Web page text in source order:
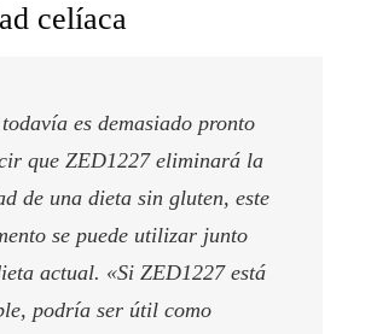
celíaca
es demasiado pronto
que ZED1227 eliminará la
de una dieta sin gluten, este
se puede utilizar junto
actual. «Si ZED1227 está
podría ser útil como